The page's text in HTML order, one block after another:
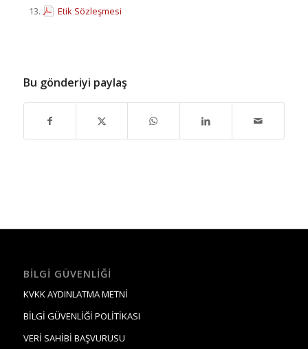
Etik Sözleşmesi
Bu gönderiyi paylaş
BILGI GÜVENLIĞI
KVKK AYDINLATMA METNİ
BİLGİ GÜVENLİĞİ POLİTİKASI
VERİ SAHİBİ BAŞVURUSU